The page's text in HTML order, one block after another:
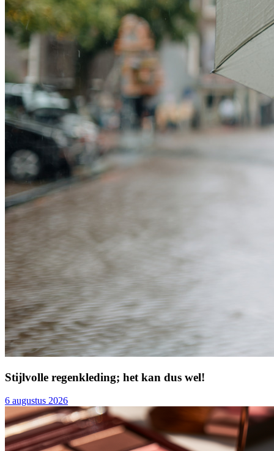
Stijlvolle regenkleding; het kan dus wel!
6 augustus 2026